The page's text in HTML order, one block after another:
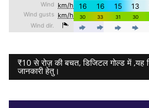
₹10 से रोज़ की बचत, डिजिटल गोल्ड में ,यह
जानकारी हेतु।